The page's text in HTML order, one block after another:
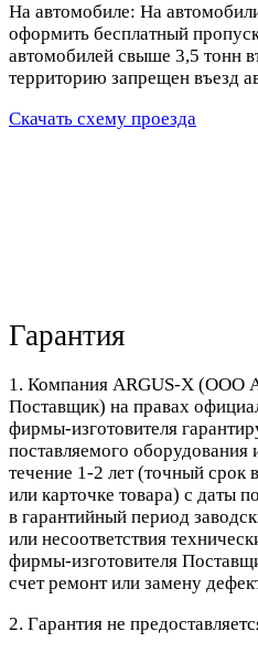
На автомобиле: На
оформить бесплатный
автомобилей свыше 3,5 тонн
территорию запрещен въезд
Скачать схему проезда
Гарантия
1. Компания ARGUS-X (ООО
Поставщик) на правах
фирмы-изготовителя
поставляемого оборудования
течение 1-2 лет (точный срок
или карточке товара) с даты
в гарантийный период
или несоответствия
фирмы-изготовителя
счет ремонт или замену
2. Гарантия не